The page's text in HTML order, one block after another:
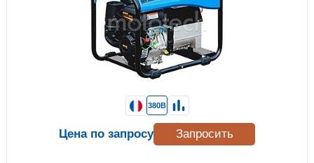
380В
Цена по запросу Запросить